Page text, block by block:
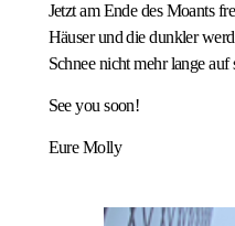
​Jetzt am Ende des Moants
Häuser und die dunkler
Schnee nicht mehr lange auf
See you soon!
Eure Molly